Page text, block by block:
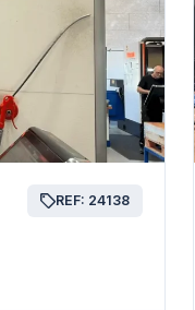
REF: 24138